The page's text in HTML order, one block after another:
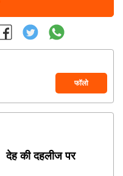
फॉलो
देह की दहलीज पर